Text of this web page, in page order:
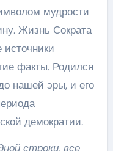
мудрости
Жизнь Сократа
источники
факты. Родился
нашей эры, и его
демократии.
строки, все